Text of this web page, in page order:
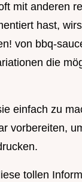
mit anderen
hast,
von bbq-
die
einfach zu
vorbereiten,
tollen